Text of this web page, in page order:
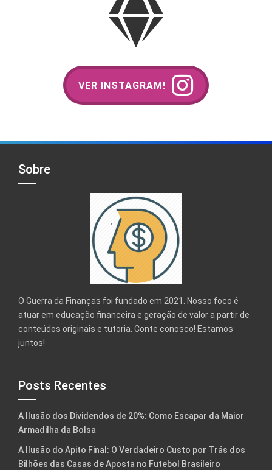
VER INSTAGRAM!
Sobre
O Guerra da Finanças foi fundado em 2021. Nosso foco é
atuar em educação financeira e geração de valor a partir de
conteúdos originais e tutoria. Conte conosco! Estamos
juntos!
Posts Recentes
A Ilusão dos Dividendos de 20%: Como Escapar da Maior
Armadilha da Bolsa
A Ilusão do Apito Final: O Verdadeiro Custo por Trás dos
Bilhões das Casas de Aposta no Futebol Brasileiro